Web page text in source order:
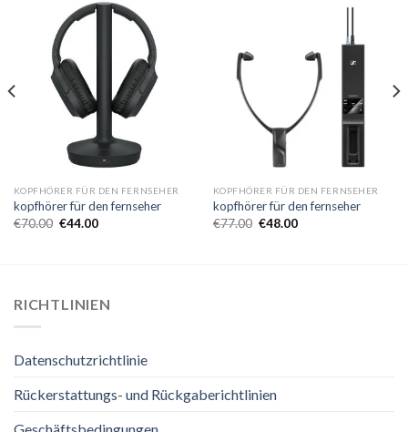
KOPFHÖRER FÜR DEN FERNSEHER
kopfhörer für den fernseher
€70.00 €44.00
KOPFHÖRER FÜR DEN FERNSEHER
kopfhörer für den fernseher
€77.00 €48.00
RICHTLINIEN
Datenschutzrichtlinie
Rückerstattungs- und Rückgaberichtlinien